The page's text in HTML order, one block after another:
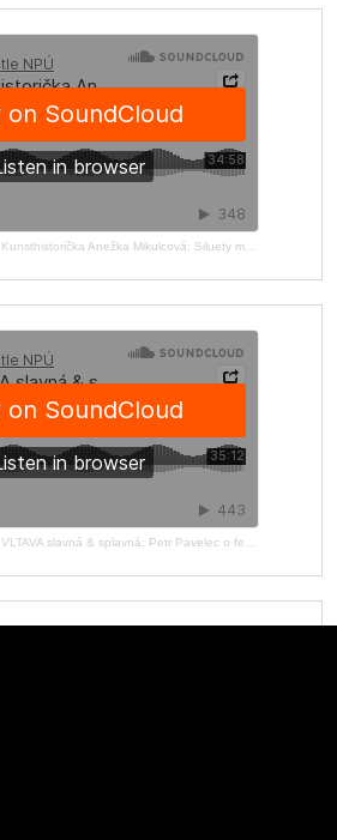
Kunsthistorička Anežka Mikulcová: Siluety mají často evokovat rokoko, i když je to nonsens
VLTAVA slavná & splavná: Petr Pavelec o fenoménu Vltava